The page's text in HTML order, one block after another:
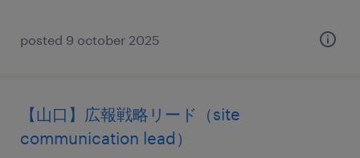
posted 9 october 2025
【山口】広報戦略リード（site
communication lead）